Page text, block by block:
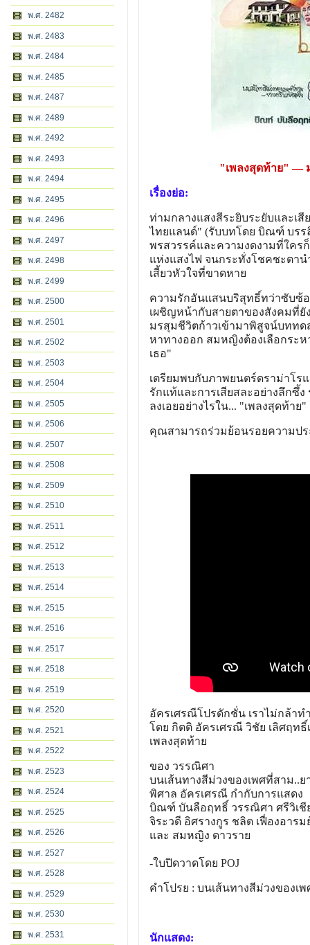
พ.ศ. 2482
พ.ศ. 2483
พ.ศ. 2484
พ.ศ. 2485
พ.ศ. 2487
พ.ศ. 2489
พ.ศ. 2492
พ.ศ. 2493
พ.ศ. 2494
พ.ศ. 2495
พ.ศ. 2496
พ.ศ. 2497
พ.ศ. 2498
พ.ศ. 2499
พ.ศ. 2500
พ.ศ. 2501
พ.ศ. 2502
พ.ศ. 2503
พ.ศ. 2504
พ.ศ. 2505
พ.ศ. 2506
พ.ศ. 2507
พ.ศ. 2508
พ.ศ. 2509
พ.ศ. 2510
พ.ศ. 2511
พ.ศ. 2512
พ.ศ. 2513
พ.ศ. 2514
พ.ศ. 2515
พ.ศ. 2516
พ.ศ. 2517
พ.ศ. 2518
พ.ศ. 2519
พ.ศ. 2520
พ.ศ. 2521
พ.ศ. 2522
พ.ศ. 2523
พ.ศ. 2524
พ.ศ. 2525
พ.ศ. 2526
พ.ศ. 2527
พ.ศ. 2528
พ.ศ. 2529
พ.ศ. 2530
พ.ศ. 2531
"เพลงสุดท้าย" —
เรื่องย่อ:
ท่ามกลางแสงสีระยิบระยับและเ
ไทยแลนด์" (รับบทโดย บิณฑ์ บรร
พรสวรรค์และความงดงามที่ใค
แห่งแสงไฟ จนกระทั่งโชคชะตา
เสี้ยวหัวใจที่ขาดหาย
ความรักอันแสนบริสุทธิ์ทว่าซับซ้
เผชิญหน้ากับสายตาของสังคมที่ยั
มรสุมชีวิตก้าวเข้ามาพิสูจน์บทท
หาทางออก สมหญิงต้องเลือกระห
เธอ"
เตรียมพบกับภาพยนตร์ดราม่าโ
รักแท้และการเสียสละอย่างลึกซึ้
ลงเอยอย่างไรใน... "เพลงสุดท้าย"
คุณสามารถร่วมย้อนรอยความป
อัครเศรณีโปรดักชั่น เราไม่กล้าท
โดย กิตติ อัครเศรณี วิชัย เลิศฤทธิ์
เพลงสุดท้าย
ของ วรรณิศา
บนเส้นทางสีม่วงของเพศที่สาม..ย
พิศาล อัครเศรณี กำกับการแสดง
บิณฑ์ บันลือฤทธิ์ วรรณิศา ศรีวิเชี
จิระวดี อิศรางกูร ชลิต เฟื่องอารม
และ สมหญิง ดาวราย
-ใบปิดวาดโดย POJ
คำโปรย : บนเส้นทางสีม่วงของเ
นักแสดง: